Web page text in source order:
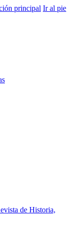
principal Ir al pie
de Historia,